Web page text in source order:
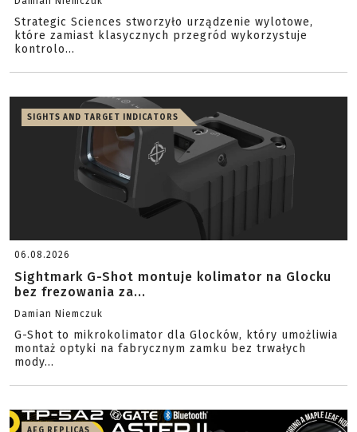
Strategic Sciences stworzyło urządzenie wylotowe,
które zamiast klasycznych przegród wykorzystuje
kontrolo...
SIGHTS AND TARGET INDICATORS
06.08.2026
Sightmark G-Shot montuje kolimator na Glocku
bez frezowania za...
Damian Niemczuk
G-Shot to mikrokolimator dla Glocków, który umożliwia
montaż optyki na fabrycznym zamku bez trwałych
mody...